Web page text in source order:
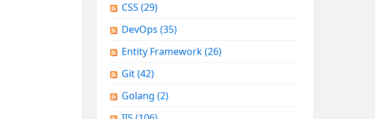
CSS (29)
DevOps (35)
Entity Framework(26)
Git(42)
Golang (2)